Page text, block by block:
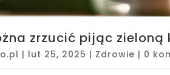
zrzucić pijąc zieloną
| lut 25, 2025 | Zdrowie | 0